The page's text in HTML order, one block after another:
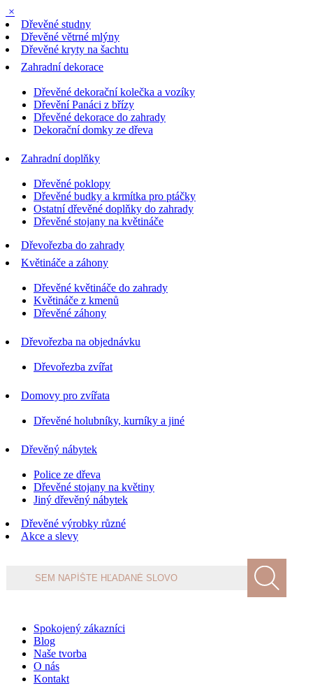
×
Dřevěné studny
Dřevěné větrné mlýny
Dřevěné kryty na šachtu
Zahradní dekorace
Dřevěné dekorační kolečka a vozíky
Dřevění Panáci z břízy
Dřevěné dekorace do zahrady
Dekorační domky ze dřeva
Zahradní doplňky
Dřevěné poklopy
Dřevěné budky a krmítka pro ptáčky
Ostatní dřevěné doplňky do zahrady
Dřevěné stojany na květináče
Dřevořezba do zahrady
Květináče a záhony
Dřevěné květináče do zahrady
Květináče z kmenů
Dřevěné záhony
Dřevořezba na objednávku
Dřevořezba zvířat
Domovy pro zvířata
Dřevěné holubníky, kurníky a jiné
Dřevěný nábytek
Police ze dřeva
Dřevěné stojany na květiny
Jiný dřevěný nábytek
Dřevěné výrobky různé
Akce a slevy
Spokojený zákazníci
Blog
Naše tvorba
O nás
Kontakt